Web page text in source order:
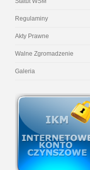
Regulaminy
Akty Prawne
Walne Zgromadzenie
Galeria